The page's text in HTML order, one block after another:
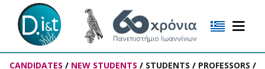
CANDIDATES / NEW STUDENTS / STUDENTS / PROFESSORS /